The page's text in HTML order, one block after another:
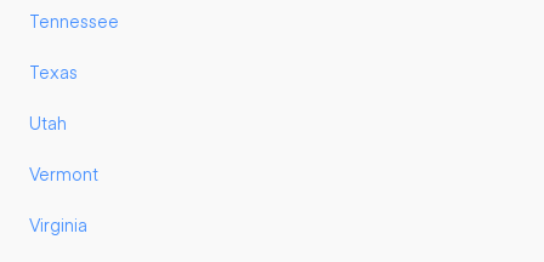
Tennessee
Texas
Utah
Vermont
Virginia